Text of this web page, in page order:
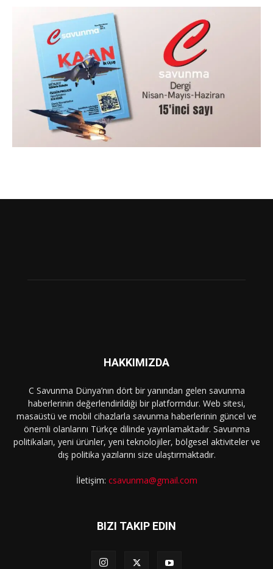
HAKKIMIZDA
C Savunma Dünya’nın dört bir yanından gelen savunma
haberlerinin değerlendirildiği bir platformdur. Web sitesi,
masaüstü ve mobil cihazlarla savunma haberlerinin güncel ve
önemli olanlarını Türkçe dilinde yayınlamaktadır. Savunma
politikaları, yeni ürünler, yeni teknolojiler, bölgesel aktiviteler ve
dış politika yazılarını size ulaştırmaktadır.
İletişim: csavunma@gmail.com
BIZI TAKIP EDIN